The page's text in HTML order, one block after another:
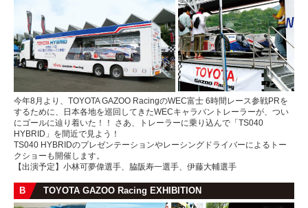
今年8月より、TOYOTA GAZOO RacingのWEC富士 6時間レース参戦PRを
するために、日本各地を巡回してきたWECキャラバントレーラーが、つい
にゴールに辿り着いた！！ さあ、トレーラーに乗り込んで「TS040
HYBRID」を間近で見よう！
TS040 HYBRIDのプレゼンテーションやレーシングドライバーによるトー
クショーも開催します。
【出演予定】小林可夢偉選手、脇阪寿一選手、伊藤大輔選手
B TOYOTA GAZOO Racing EXHIBITION